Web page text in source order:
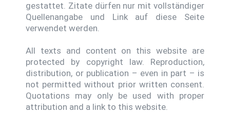
gestattet. Zitate dürfen nur mit vollständiger
Quellenangabe und Link auf diese Seite
verwendet werden.
All texts and content on this website are
protected by copyright law. Reproduction,
distribution, or publication – even in part – is
not permitted without prior written consent.
Quotations may only be used with proper
attribution and a link to this website.